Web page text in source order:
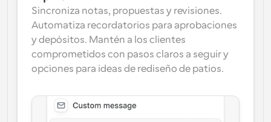
Sincroniza notas, propuestas y revisiones.
Automatiza recordatorios para aprobaciones
y depósitos. Mantén a los clientes
comprometidos con pasos claros a seguir y
opciones para ideas de rediseño de patios.